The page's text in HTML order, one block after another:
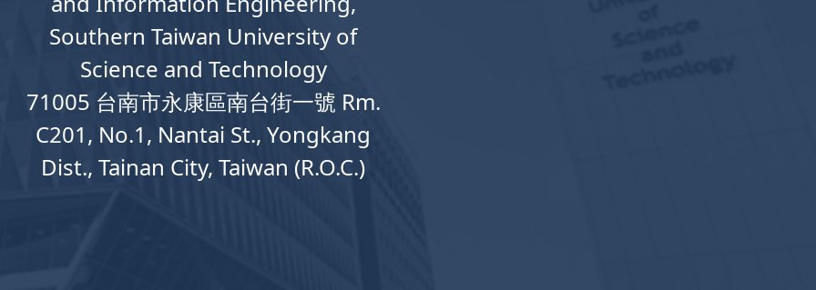
Southern Taiwan University of
Science and Technology
71005 台南市永康區南台街一號 Rm.
C201, No.1, Nantai St., Yongkang
Dist., Tainan City, Taiwan (R.O.C.)